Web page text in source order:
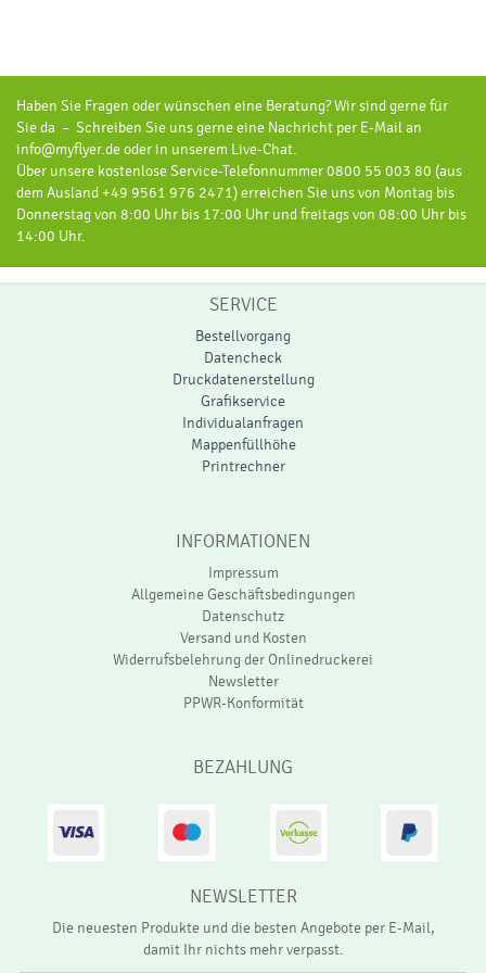
Haben Sie Fragen oder wünschen eine Beratung? Wir sind gerne für
Sie da – Schreiben Sie uns gerne eine Nachricht per E-Mail an
info@myflyer.de oder in unserem Live-Chat.
Über unsere kostenlose Service-Telefonnummer 0800 55 003 80 (aus
dem Ausland +49 9561 976 2471) erreichen Sie uns von Montag bis
Donnerstag von 8:00 Uhr bis 17:00 Uhr und freitags von 08:00 Uhr bis
14:00 Uhr.
SERVICE
Bestellvorgang
Datencheck
Druckdatenerstellung
Grafikservice
Individualanfragen
Mappenfüllhöhe
Printrechner
INFORMATIONEN
Impressum
Allgemeine Geschäftsbedingungen
Datenschutz
Versand und Kosten
Widerrufsbelehrung der Onlinedruckerei
Newsletter
PPWR-Konformität
BEZAHLUNG
NEWSLETTER
Die neuesten Produkte und die besten Angebote per E-Mail,
damit Ihr nichts mehr verpasst.